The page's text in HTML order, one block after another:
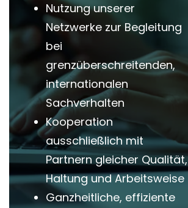
Nutzung unserer
Netzwerke zur Begleitung
bei
grenzüberschreitenden,
internationalen
Sachverhalten
Kooperation
ausschließlich mit
Partnern gleicher Qualität,
Haltung und Arbeitsweise
Ganzheitliche, effiziente